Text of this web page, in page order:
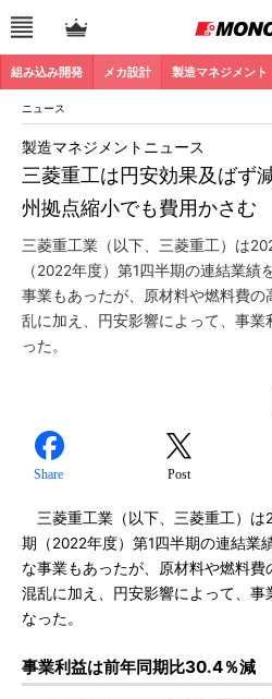
組み込み開発 メカ設計 製造マネジメント
ニュース
三菱重工は円安効果及ばず
州拠点縮小でも費用かさむ
製造マネジメントニュース
三菱重工業（以下、三菱重工）は
（2022年度）第1四半期の連結業
事業もあったが、原材料や燃料費
乱に加え、円安影響によって、事
った。
Share Post
三菱重工業（以下、三菱重工）は
期（2022年度）第1四半期の連結業
な事業もあったが、原材料や燃料
混乱に加え、円安影響によって、事
なった。
事業利益は前年同期比30.4％減